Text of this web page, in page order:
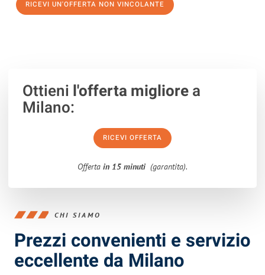
RICEVI UN'OFFERTA NON VINCOLANTE
Ottieni l'offerta migliorea
Milano:
RICEVI OFFERTA
Offerta in 15 minuti (garantita).
CHI SIAMO
Prezzi convenienti e servizio
eccellente da Milano